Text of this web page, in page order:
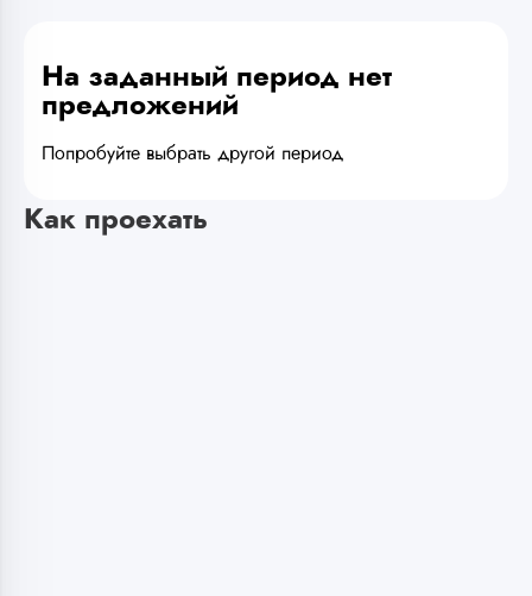
На заданный период нет
предложений
Попробуйте выбрать другой период
Как проехать